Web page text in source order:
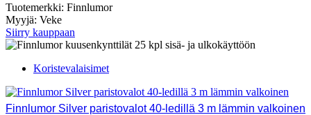
Tuotemerkki: Finnlumor
Myyjä: Veke
Siirry kauppaan
Koristevalaisimet
Finnlumor Silver paristovalot 40-ledillä 3 m lämmin valkoinen